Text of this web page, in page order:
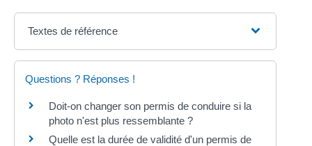
Textes de référence
Questions ? Réponses !
Doit-on changer son permis de conduire si la
photo n'est plus ressemblante ?
Quelle est la durée de validité d'un permis de